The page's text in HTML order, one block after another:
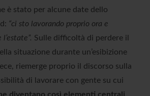
è stato per alcune date dello
“ci sto lavorando proprio ora e
Sulle difficoltà di perdere il
situazione durante un’esibizione
riemerge proprio il discorso sulla
di lavorare con gente su cui
diventano così elementi centrali